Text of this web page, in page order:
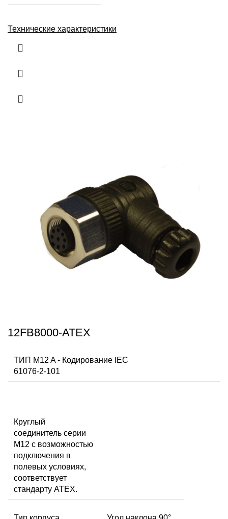
Технические характеристики
12FB8000-ATEX
ТИП M12 A - Кодирование IEC
61076-2-101
Круглый
соединитель серии
M12 с возможностью
подключения в
полевых условиях,
соответствует
стандарту ATEX.